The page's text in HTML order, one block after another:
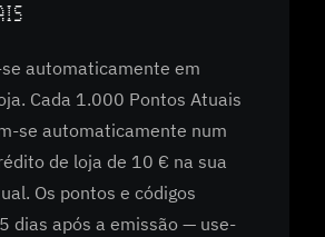
automaticamente em
Cada 1.000 Pontos Atuais
se automaticamente num
de loja de 10 € na sua
Os pontos e códigos
dias após a emissão — use-